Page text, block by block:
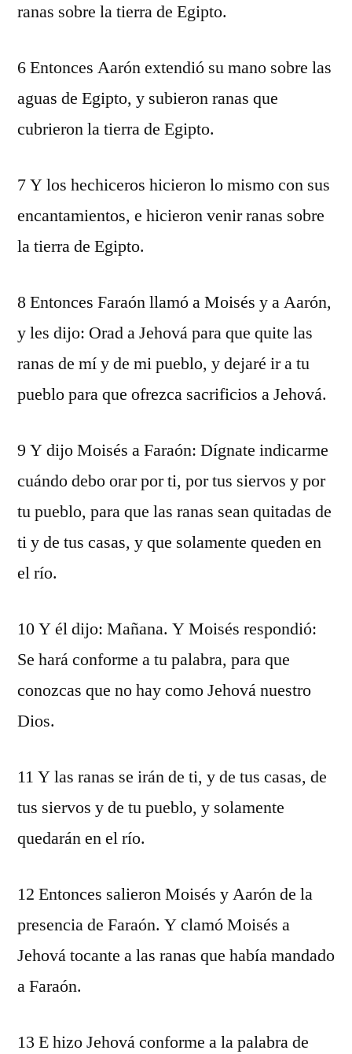
ranas sobre la tierra de Egipto.
6 Entonces Aarón extendió su mano sobre las
aguas de Egipto, y subieron ranas que
cubrieron la tierra de Egipto.
7 Y los hechiceros hicieron lo mismo con sus
encantamientos, e hicieron venir ranas sobre
la tierra de Egipto.
8 Entonces Faraón llamó a Moisés y a Aarón,
y les dijo: Orad a Jehová para que quite las
ranas de mí y de mi pueblo, y dejaré ir a tu
pueblo para que ofrezca sacrificios a Jehová.
9 Y dijo Moisés a Faraón: Dígnate indicarme
cuándo debo orar por ti, por tus siervos y por
tu pueblo, para que las ranas sean quitadas de
ti y de tus casas, y que solamente queden en
el río.
10 Y él dijo: Mañana. Y Moisés respondió:
Se hará conforme a tu palabra, para que
conozcas que no hay como Jehová nuestro
Dios.
11 Y las ranas se irán de ti, y de tus casas, de
tus siervos y de tu pueblo, y solamente
quedarán en el río.
12 Entonces salieron Moisés y Aarón de la
presencia de Faraón. Y clamó Moisés a
Jehová tocante a las ranas que había mandado
a Faraón.
13 E hizo Jehová conforme a la palabra de